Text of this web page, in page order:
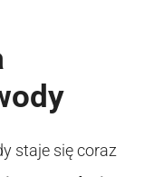
staje się coraz